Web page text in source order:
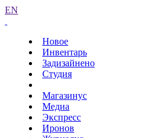
EN
Новое
Инвентарь
Задизайнено
Студия
Магазинус
Медиа
Экспресс
Иронов